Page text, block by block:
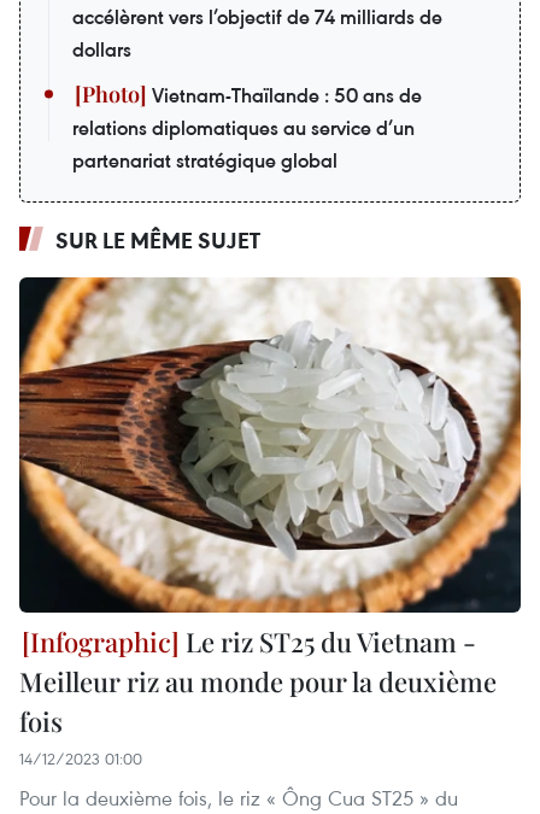
accélèrent vers l’objectif de 74 milliards de
dollars
Vietnam-Thaïlande : 50 ans de
relations diplomatiques au service d’un
partenariat stratégique global
SUR LE MÊME SUJET
Le riz ST25 du Vietnam -
Meilleur riz au monde pour la deuxième
fois
14/12/2023 01:00
Pour la deuxième fois, le riz « Ông Cua ST25 » du